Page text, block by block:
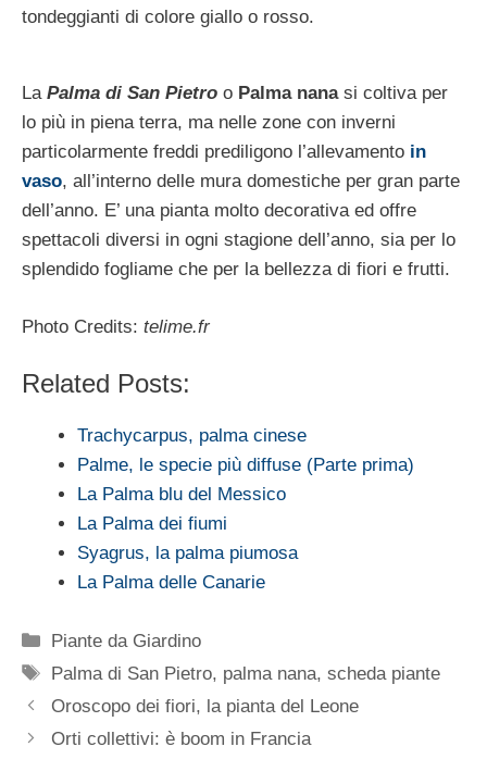
tondeggianti di colore giallo o rosso.
La Palma di San Pietro o Palma nana si coltiva per
lo più in piena terra, ma nelle zone con inverni
particolarmente freddi prediligono l’allevamento in
vaso, all’interno delle mura domestiche per gran parte
dell’anno. E’ una pianta molto decorativa ed offre
spettacoli diversi in ogni stagione dell’anno, sia per lo
splendido fogliame che per la bellezza di fiori e frutti.
Photo Credits: telime.fr
Related Posts:
Trachycarpus, palma cinese
Palme, le specie più diffuse (Parte prima)
La Palma blu del Messico
La Palma dei fiumi
Syagrus, la palma piumosa
La Palma delle Canarie
Categorie
Piante da Giardino
Tag
Palma di San Pietro, palma nana,scheda piante
Oroscopo dei fiori, la pianta del Leone
Orti collettivi: è boom in Francia